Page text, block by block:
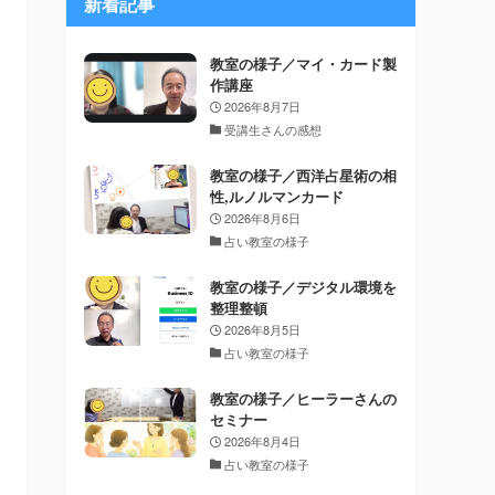
教室の様子／マイ・カード製
作講座
2026年8月7日
受講生さんの感想
教室の様子／西洋占星術の相
性,ルノルマンカード
2026年8月6日
占い教室の様子
教室の様子／デジタル環境を
整理整頓
2026年8月5日
占い教室の様子
教室の様子／ヒーラーさんの
セミナー
2026年8月4日
占い教室の様子